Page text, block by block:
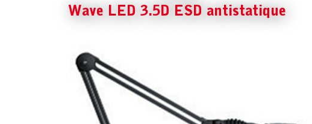
Wave LED 3.5D ESD antistatique